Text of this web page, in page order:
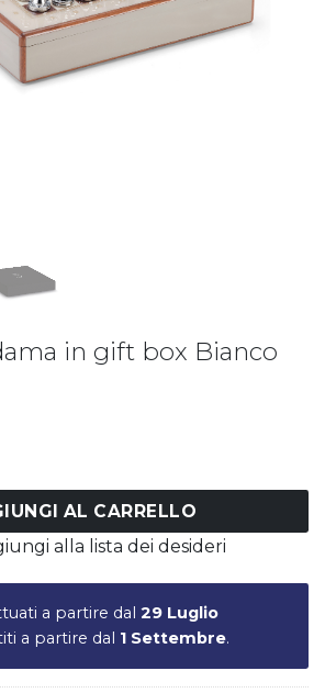
in gift box Bianco
in gift box Bianco quantità
AL CARRELLO
alla lista dei desideri
a partire dal 29 Luglio
a partire dal 1 Settembre.